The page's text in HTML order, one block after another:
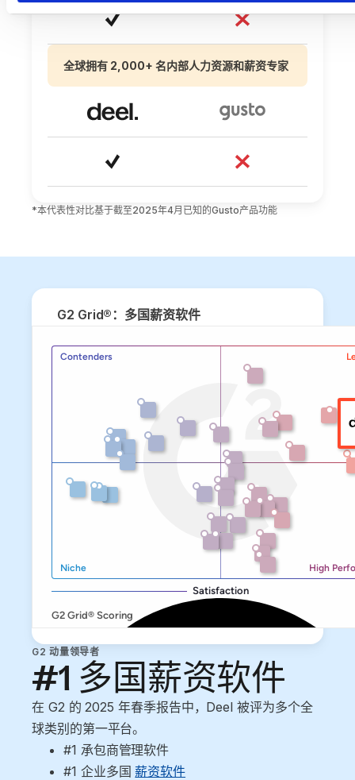
全球拥有 2,000+ 名内部人力资源和薪资专家
*本代表性对比基于截至2025年4月已知的Gusto产品功能
G2 动量领导者
#1 多国薪资软件
在 G2 的 2025 年春季报告中，Deel 被评为多个全
球类别的第一平台。
#1 承包商管理软件
#1 企业多国 薪资软件
G2 Grid®：多国薪资软件